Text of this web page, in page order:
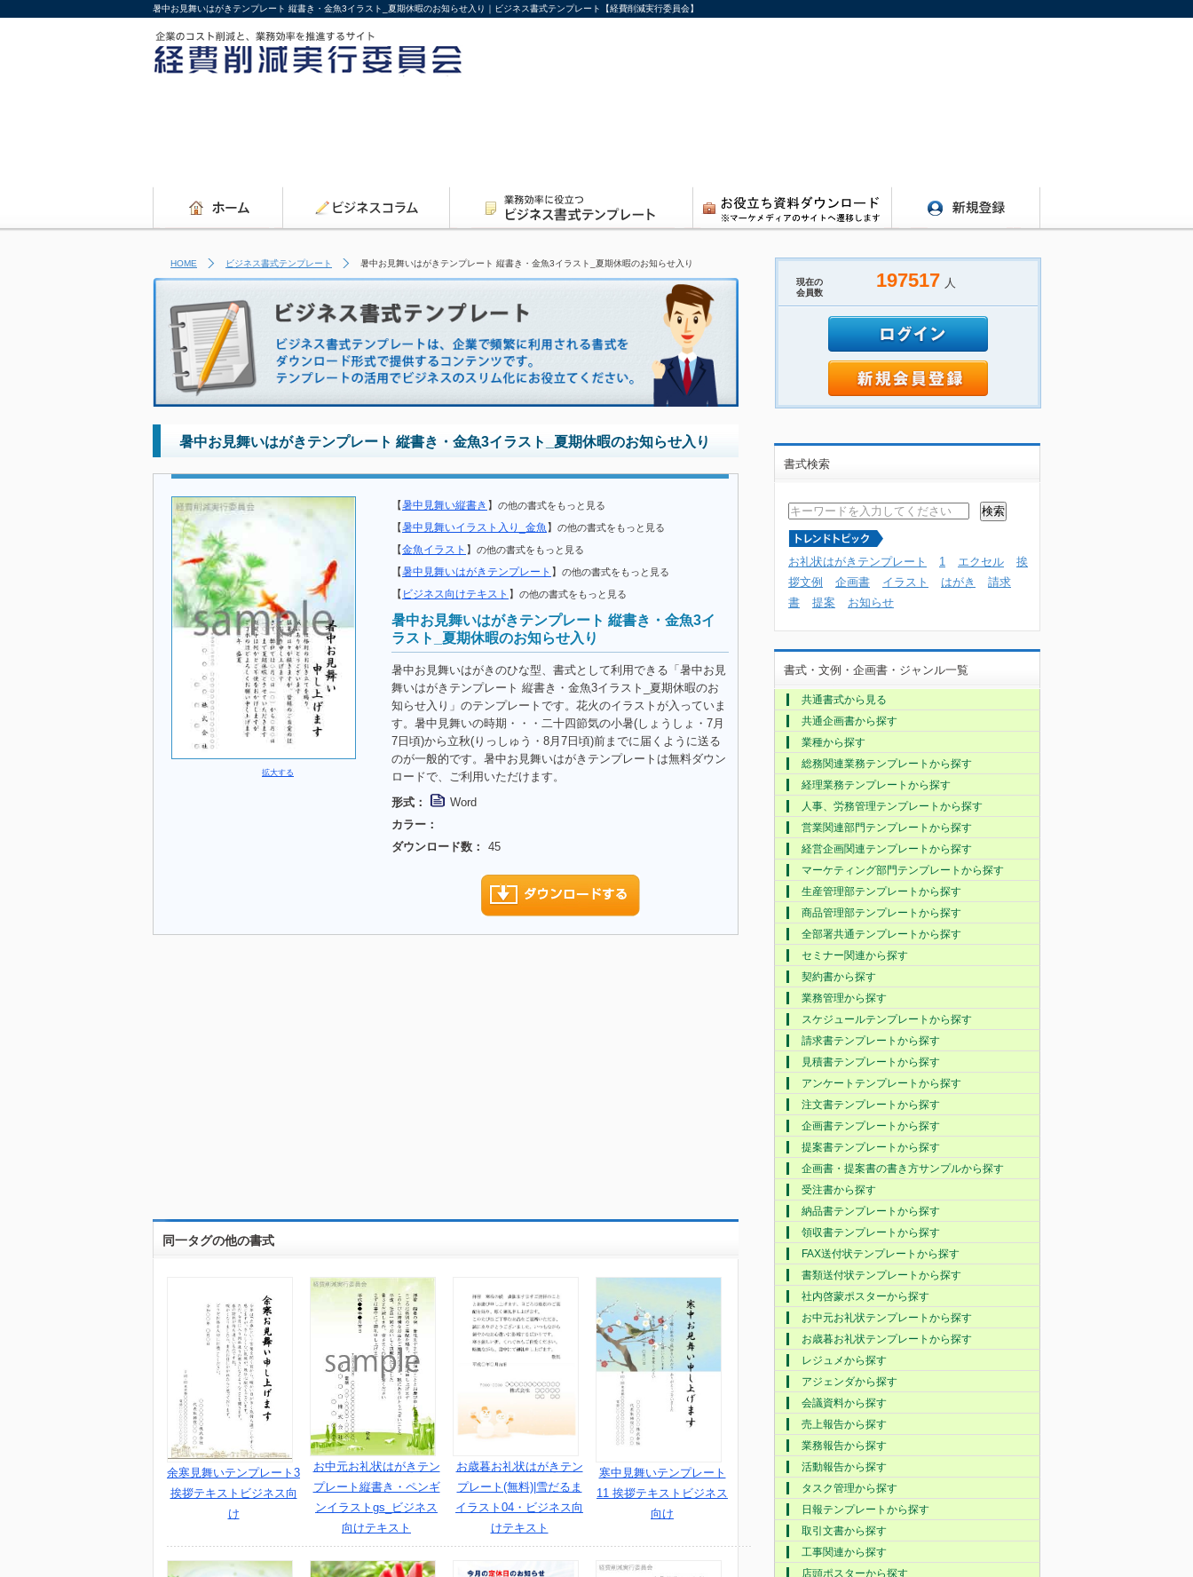
暑中お見舞いはがきテンプレート 縦書き・金魚3イラスト_夏期休暇のお知らせ入り｜ビジネス書式テンプレート【経費削減実行委員会】
HOME ビジネス書式テンプレート 暑中お見舞いはがきテンプレート 縦書き・金魚3イラスト_夏期休暇のお知らせ入り
暑中お見舞いはがきテンプレート 縦書き・金魚3イラスト_夏期休暇のお知らせ入り
拡大する
【暑中見舞い縦書き 】 の他の書式をもっと見る
【暑中見舞いイラスト入り_金魚 】 の他の書式をもっと見る
【金魚イラスト 】 の他の書式をもっと見る
【暑中見舞いはがきテンプレート 】 の他の書式をもっと見る
【 ビジネス向けテキスト 】 の他の書式をもっと見る
暑中お見舞いはがきテンプレート 縦書き・金魚3イ
ラスト_夏期休暇のお知らせ入り
暑中お見舞いはがきのひな型、書式として利用できる「暑中お見
舞いはがきテンプレート 縦書き・金魚3イラスト_夏期休暇のお
知らせ入り」のテンプレートです。花火のイラストが入っていま
す。暑中見舞いの時期・・・二十四節気の小暑(しょうしょ・7月
7日頃)から立秋(りっしゅう・8月7日頃)前までに届くように送る
のが一般的です。暑中お見舞いはがきテンプレートは無料ダウン
ロードで、ご利用いただけます。
形式：
Word
カラー：
ダウンロード数：
45
同一タグの他の書式
余寒見舞いテンプレート3
挨拶テキストビジネス向
け
お中元お礼状はがきテン
プレート縦書き・ペンギ
ンイラストgs_ビジネス
向けテキスト
お歳暮お礼状はがきテン
プレート(無料)|雪だるま
イラスト04・ビジネス向
けテキスト
寒中見舞いテンプレート
11 挨拶テキストビジネス
向け
現在の
会員数
197517 人
書式検索
お礼状はがきテンプレート 1 エクセル
挨
拶文例
企画書 イラスト はがき
請求
書
提案 お知らせ
書式・文例・企画書・ジャンル一覧
共通書式から見る
共通企画書から探す
業種から探す
総務関連業務テンプレートから探す
経理業務テンプレートから探す
人事、労務管理テンプレートから探す
営業関連部門テンプレートから探す
経営企画関連テンプレートから探す
マーケティング部門テンプレートから探す
生産管理部テンプレートから探す
商品管理部テンプレートから探す
全部署共通テンプレートから探す
セミナー関連から探す
契約書から探す
業務管理から探す
スケジュールテンプレートから探す
請求書テンプレートから探す
見積書テンプレートから探す
アンケートテンプレートから探す
注文書テンプレートから探す
企画書テンプレートから探す
提案書テンプレートから探す
企画書・提案書の書き方サンプルから探す
受注書から探す
納品書テンプレートから探す
領収書テンプレートから探す
FAX送付状テンプレートから探す
書類送付状テンプレートから探す
社内啓蒙ポスターから探す
お中元お礼状テンプレートから探す
お歳暮お礼状テンプレートから探す
レジュメから探す
アジェンダから探す
会議資料から探す
売上報告から探す
業務報告から探す
活動報告から探す
タスク管理から探す
日報テンプレートから探す
取引文書から探す
工事関連から探す
店頭ポスターから探す